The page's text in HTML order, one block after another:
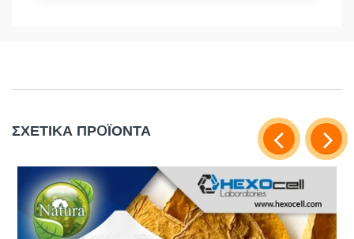
ΣΧΕΤΙΚΑ ΠΡOΪΟΝΤΑ